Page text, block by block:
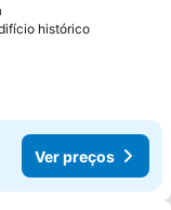
histórico
Ver preços